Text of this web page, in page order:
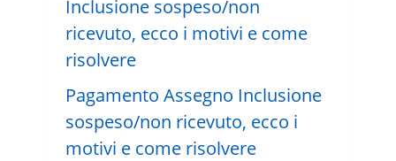
Pagamento Assegno Inclusione
sospeso/non ricevuto, ecco i
motivi e come risolvere